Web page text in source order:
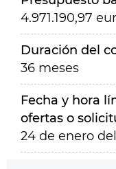
4.971.190,97
Duración del
36 meses
Fecha y hora
ofertas o
24 de enero